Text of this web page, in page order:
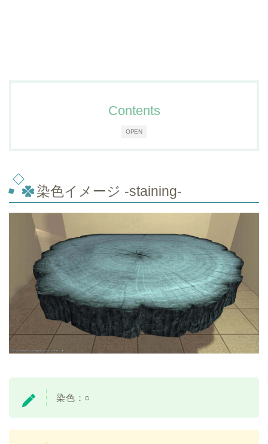
OPEN
Contents
染色イメージ -staining-
染色：○